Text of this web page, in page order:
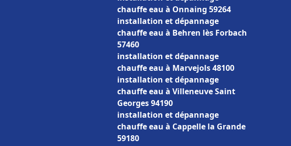
chauffe eau à Onnaing 59264
installation et dépannage
chauffe eau à Behren lès Forbach
57460
installation et dépannage
chauffe eau à Marvejols 48100
installation et dépannage
chauffe eau à Villeneuve Saint
Georges 94190
installation et dépannage
chauffe eau à Cappelle la Grande
59180